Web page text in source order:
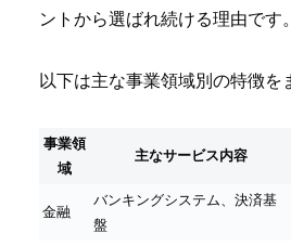
ントから選ばれ続ける理由です。
以下は主な事業領域別の特徴を
事業領
域
主なサービス内容
金融
バンキングシステム、決済基
盤